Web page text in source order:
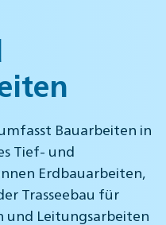
Bauarbeiten in
Tief- und
Erdbauarbeiten,
Trasseebau für
und Leitungsarbeiten